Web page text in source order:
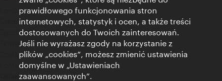
Kontakt
Credits
Zgoda na przetwarzanie danych osobowych
Terms of Use
Dostępność
Kontakt prasowy
Ustawienia cookies
prawidłowego funkcjonowania stron
internetowych, statystyk i ocen, a także treści
dostosowanych do Twoich zainteresowań.
Jeśli nie wyrażasz zgody na korzystanie z
plików „cookies”, możesz zmienić ustawienia
domyślne w „Ustawieniach
zaawansowanych”.